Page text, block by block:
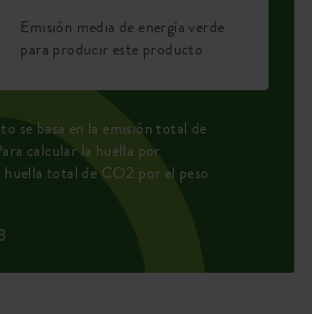
Emisión media de energía verde
para producir este producto
se basa en la emisión total de
calcular la huella por
total de CO2 por el peso